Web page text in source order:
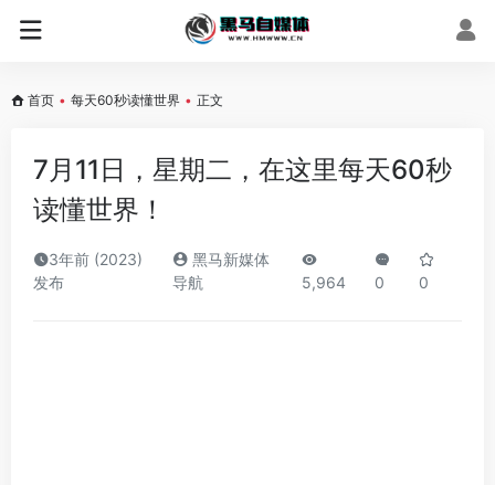
首页 • 每天60秒读懂世界 • 正文
7月11日，星期二，在这里每天60秒
读懂世界！
3年前 (2023)
发布
黑马新媒体
导航
5,964 0 0